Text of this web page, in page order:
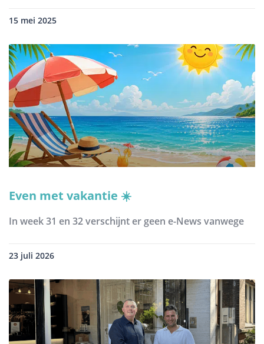
15 mei 2025
Even met vakantie ☀️
In week 31 en 32 verschijnt er geen e-News vanwege
23 juli 2026